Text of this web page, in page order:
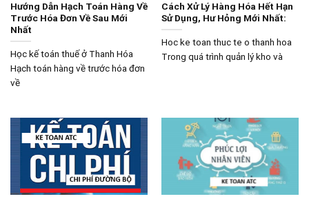
Hướng Dẫn Hạch Toán Hàng Về
Trước Hóa Đơn Về Sau Mới
Nhất
Học kế toán thuế ở Thanh Hóa
Hạch toán hàng về trước hóa đơn
về
Cách Xử Lý Hàng Hóa Hết Hạn
Sử Dụng, Hư Hỏng Mới Nhất:
Hoc ke toan thuc te o thanh hoa
Trong quá trình quản lý kho và